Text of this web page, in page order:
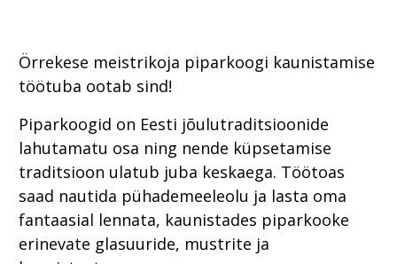
Örrekese meistrikoja piparkoogi kaunistamise
töötuba ootab sind!
Piparkoogid on Eesti jõulutraditsioonide
lahutamatu osa ning nende küpsetamise
traditsioon ulatub juba keskaega. Töötoas
saad nautida pühademeeleolu ja lasta oma
fantaasial lennata, kaunistades piparkooke
erinevate glasuuride, mustrite ja